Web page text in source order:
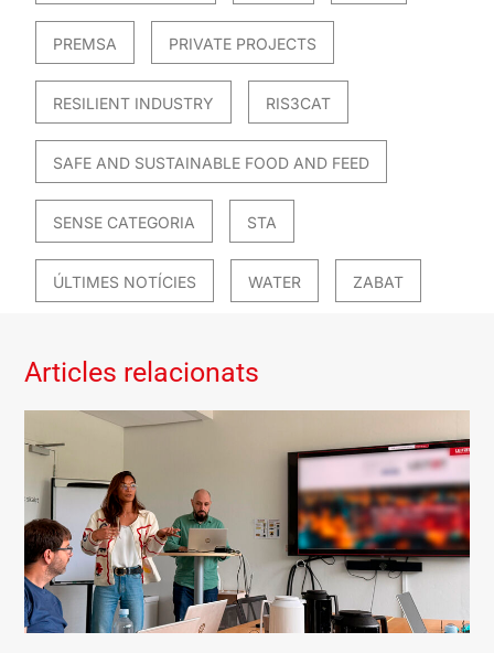
PREMSA PRIVATE PROJECTS
RESILIENT INDUSTRY RIS3CAT
SAFE AND SUSTAINABLE FOOD AND FEED
SENSE CATEGORIA STA
ÚLTIMES NOTÍCIES WATER ZABAT
Articles relacionats